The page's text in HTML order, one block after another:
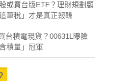
或買台版ETF？理財規劃顧
筆稅」才是真正報酬
台積電現貨？00631L曝險
積量」冠軍